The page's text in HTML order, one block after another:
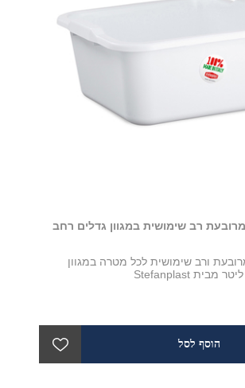
רב שימושית במגוון גדלים רחב
ורב שימושית לכל מטרה במגוון